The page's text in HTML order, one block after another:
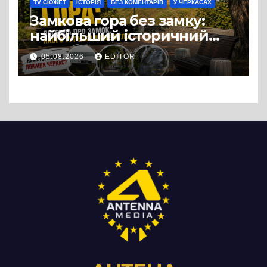
TV СЮЖЕТ ІСТОРІЯ БЕЗ КОМЕНТАРІВ У ЧЕРКАСАХ
Замкова гора без замку:
найбільший історичний
міф Черкас
05.08.2026 EDITOR